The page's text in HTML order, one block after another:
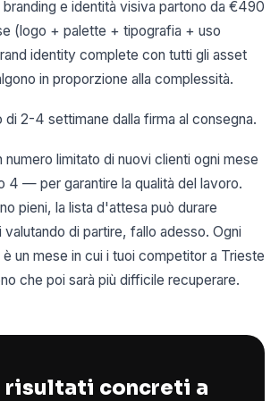
branding e identità visiva partono da €490
(logo + palette + tipografia + uso
identity complete con tutti gli asset
in proporzione alla complessità.
di 2-4 settimane dalla firma al consegna.
numero limitato di nuovi clienti ogni mese
4 — per garantire la qualità del lavoro.
pieni, la lista d'attesa può durare
valutando di partire, fallo adesso. Ogni
un mese in cui i tuoi competitor a Trieste
che poi sarà più difficile recuperare.
risultati concreti a